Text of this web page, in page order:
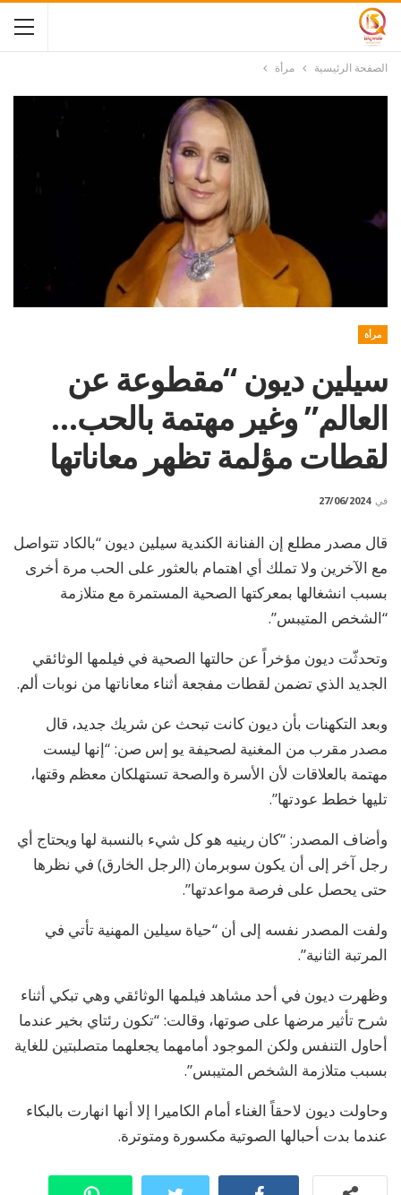
الصفحة الرئيسية مرأة
مرأة
سيلين ديون “مقطوعة عن
العالم” وغير مهتمة بالحب…
لقطات مؤلمة تظهر معاناتها
في 27/06/2024
قال مصدر مطلع إن الفنانة الكندية سيلين ديون “بالكاد تتواصل
مع الآخرين ولا تملك أي اهتمام بالعثور على الحب مرة أخرى
بسبب انشغالها بمعركتها الصحية المستمرة مع متلازمة
“الشخص المتيبس”.
وتحدثّت ديون مؤخراً عن حالتها الصحية في فيلمها الوثائقي
الجديد الذي تضمن لقطات مفجعة أثناء معاناتها من نوبات ألم.
وبعد التكهنات بأن ديون كانت تبحث عن شريك جديد، قال
مصدر مقرب من المغنية لصحيفة يو إس صن: “إنها ليست
مهتمة بالعلاقات لأن الأسرة والصحة تستهلكان معظم وقتها،
تليها خطط عودتها”.
وأضاف المصدر: “كان رينيه هو كل شيء بالنسبة لها ويحتاج أي
رجل آخر إلى أن يكون سوبرمان (الرجل الخارق) في نظرها
حتى يحصل على فرصة مواعدتها”.
ولفت المصدر نفسه إلى أن “حياة سيلين المهنية تأتي في
المرتبة الثانية”.
وظهرت ديون في أحد مشاهد فيلمها الوثائقي وهي تبكي أثناء
شرح تأثير مرضها على صوتها، وقالت: “تكون رئتاي بخير عندما
أحاول التنفس ولكن الموجود أمامهما يجعلهما متصلبتين للغاية
بسبب متلازمة الشخص المتيبس”.
وحاولت ديون لاحقاً الغناء أمام الكاميرا إلا أنها انهارت بالبكاء
عندما بدت أحبالها الصوتية مكسورة ومتوترة.